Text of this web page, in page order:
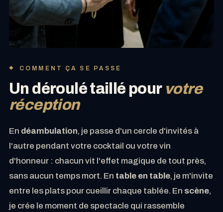
COMMENT ÇA SE PASSE
Un déroulé taillé pour votre
réception
En déambulation, je passe d'un cercle d'invités à
l'autre pendant votre cocktail ou votre vin
d'honneur : chacun vit l'effet magique de tout près,
sans aucun temps mort. En table en table, je m'invite
entre les plats pour cueillir chaque tablée. En scène,
je crée le moment de spectacle qui rassemble